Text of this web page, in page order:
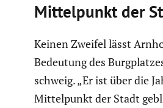
Mittel­punkt der
Keinen Zweifel lässt
Bedeutung des
schweig. „Er ist über die
Mittel­punkt der Stadt